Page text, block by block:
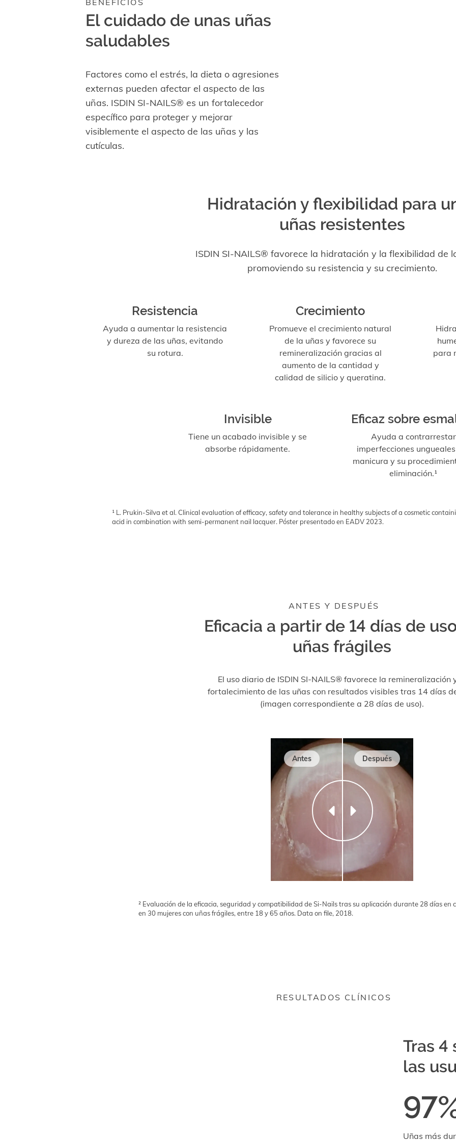
BENEFICIOS
El cuidado de unas uñas
saludables
Factores como el estrés, la dieta o agresiones
externas pueden afectar el aspecto de las
uñas. ISDIN SI-NAILS® es un fortalecedor
específico para proteger y mejorar
visiblemente el aspecto de las uñas y las
cutículas.
Hidratación y flexibilidad para
uñas resistentes
ISDIN SI-NAILS® favorece la hidratación y la flexibilidad de
promoviendo su resistencia y su crecimiento.
Resistencia
Ayuda a aumentar la resistencia
y dureza de las uñas, evitando
su rotura.
Crecimiento
Promueve el crecimiento natural
de la uñas y favorece su
remineralización gracias al
aumento de la cantidad y
calidad de silicio y queratina.
para
Invisible
Tiene un acabado invisible y se
absorbe rápidamente.
Eficaz sobre
Ayuda a contrarrestar
imperfecciones
manicura y su
eliminación.¹
¹ L. Prukin-Silva et al. Clinical evaluation of efficacy, safety and tolerance in healthy subjects of a cosmetic
acid in combination with semi-permanent nail lacquer. Póster presentado en EADV 2023.
ANTES Y DESPUÉS
Eficacia a partir de 14 días de
uñas frágiles
El uso diario de ISDIN SI-NAILS® favorece la remineralización
fortalecimiento de las uñas con resultados visibles tras 14 días
(imagen correspondiente a 28 días de uso).
Antes Después
² Evaluación de la eficacia, seguridad y compatibilidad de Si-Nails tras su aplicación durante 28 días en
en 30 mujeres con uñas frágiles, entre 18 y 65 años. Data on file, 2018.
RESULTADOS CLÍNICOS
Tras 4
las
Uñas más